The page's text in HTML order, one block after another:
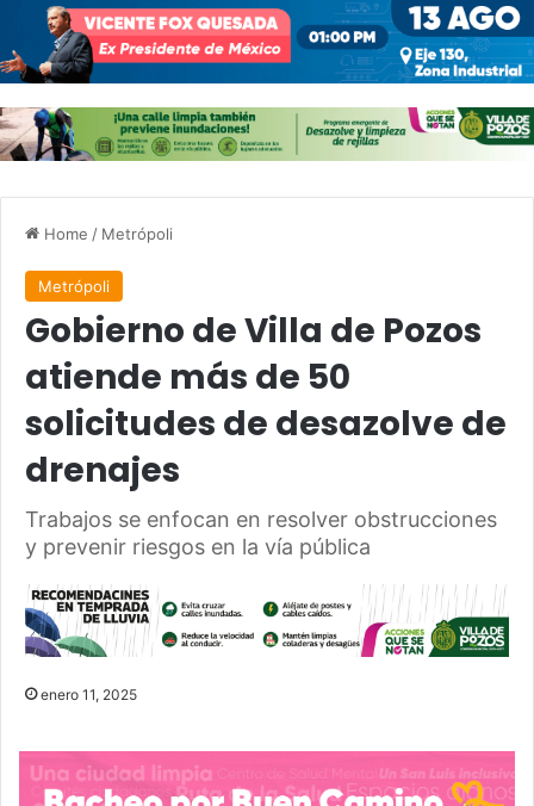
Home / Metrópoli
Metrópoli
Gobierno de Villa de Pozos
atiende más de 50
solicitudes de desazolve de
drenajes
Trabajos se enfocan en resolver obstrucciones
y prevenir riesgos en la vía pública
enero 11, 2025